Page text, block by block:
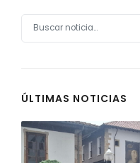
ÚLTIMAS NOTICIAS